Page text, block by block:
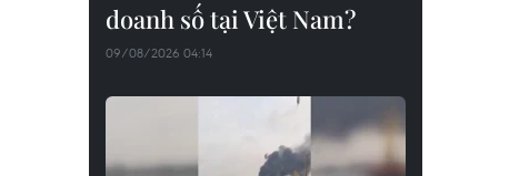
doanh số tại Việt Nam?
09/08/2026 04:14